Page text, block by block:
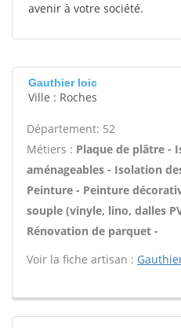
avenir à votre société.
Gauthier loic
Ville : Roches
Département: 52
Métiers : Plaque de plâtre -
aménageables - Isolation
Peinture - Peinture
souple (vinyle, lino, dalles
Rénovation de parquet -
Voir la fiche artisan :